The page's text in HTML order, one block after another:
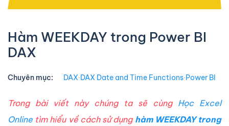
Hàm WEEKDAY trong Power BI
DAX
Chuyên mục: DAX∙DAX Date and Time Functions∙Power BI
Trong bài viết này chúng ta sẽ cùng Học Excel
Online tìm hiểu về cách sử dụng hàm WEEKDAY trong